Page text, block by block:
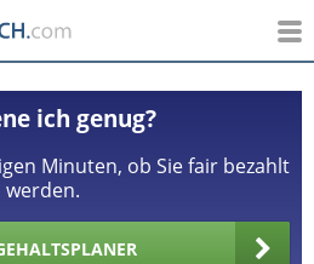
ich genug?
Minuten, ob Sie fair bezahlt
werden.